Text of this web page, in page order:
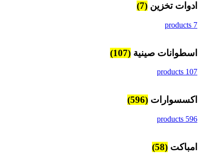
ادوات تخزين (7)
7 products
اسطوانات صينية (107)
107 products
اكسسوارات (596)
596 products
امباكت (58)